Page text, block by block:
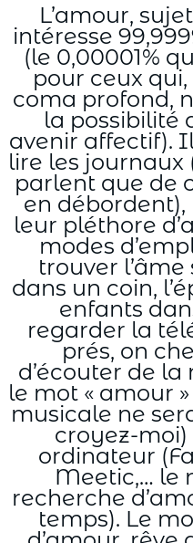
L’amour,
intéresse
(le 0,00001%
pour ceux
coma profond,
la possibilité
avenir affectif).
lire les journaux
parlent que de
en
leur pléthore
modes
trouver
dans un coin,
enfants
regarder la
prés, on
d’écouter de
le mot « amour
musicale ne
croyez-moi)
ordinateur
Meetic,… le
recherche
temps). Le